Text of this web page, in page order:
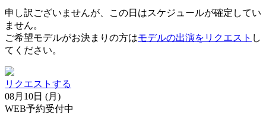
申し訳ございませんが、この日はスケジュールが確定してい
ません。
ご希望モデルがお決まりの方はモデルの出演をリクエスト し
てください。
リクエストする
08月10日 (月)
WEB予約受付中